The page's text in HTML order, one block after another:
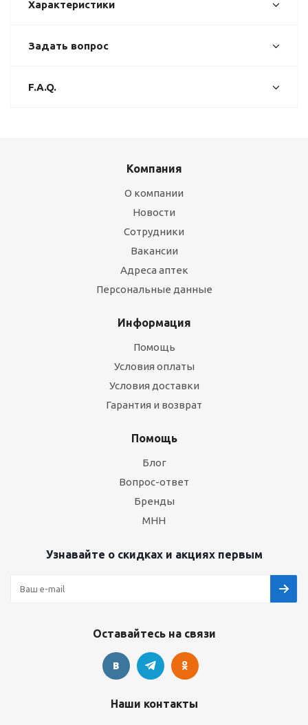
Характеристики
Задать вопрос
F.A.Q.
Компания
О компании
Новости
Сотрудники
Вакансии
Адреса аптек
Персональные данные
Информация
Помощь
Условия оплаты
Условия доставки
Гарантия и возврат
Помощь
Блог
Вопрос-ответ
Бренды
МНН
Узнавайте о скидках и акциях первым
Оставайтесь на связи
Наши контакты